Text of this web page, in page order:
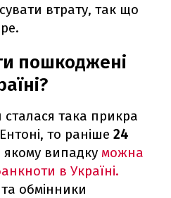
втрату, так що
пошкоджені
така прикра
то раніше 24
якому випадку можна
в Україні.
обмінники